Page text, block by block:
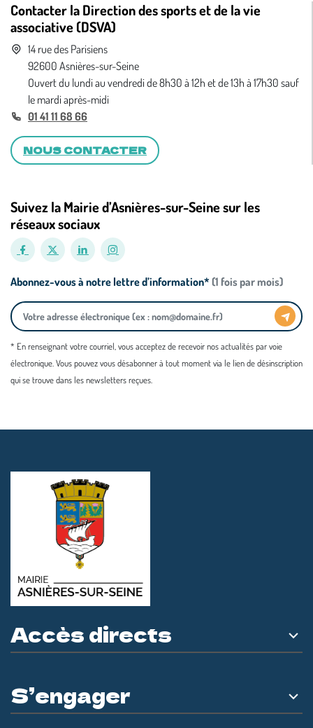
Contacter la Direction des sports et de la vie
associative (DSVA)
14 rue des Parisiens
92600 Asnières-sur-Seine
Ouvert du lundi au vendredi de 8h30 à 12h et de 13h à 17h30 sauf
le mardi après-midi
01 41 11 68 66
NOUS CONTACTER
Suivez la Mairie d’Asnières-sur-Seine sur les
réseaux sociaux
Abonnez-vous à notre lettre d’information* (1 fois par mois)
* En renseignant votre courriel, vous acceptez de recevoir nos actualités par voie
électronique. Vous pouvez vous désabonner à tout moment via le lien de désinscription
qui se trouve dans les newsletters reçues.
Accès directs
S’engager